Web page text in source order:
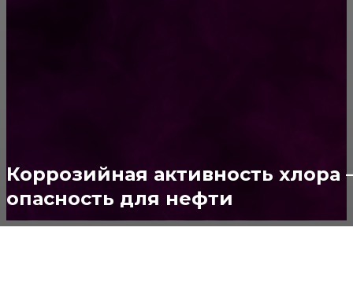
Коррозийная активность хлора
опасность для нефти
Потолок147